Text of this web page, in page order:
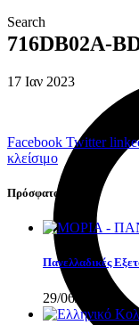
Search
716DB02A-
17 Ιαν 2023
Facebook Twitter
κλείσιμο
Πρόσφατα Νέα
Πανελλαδικές
29/06/2026